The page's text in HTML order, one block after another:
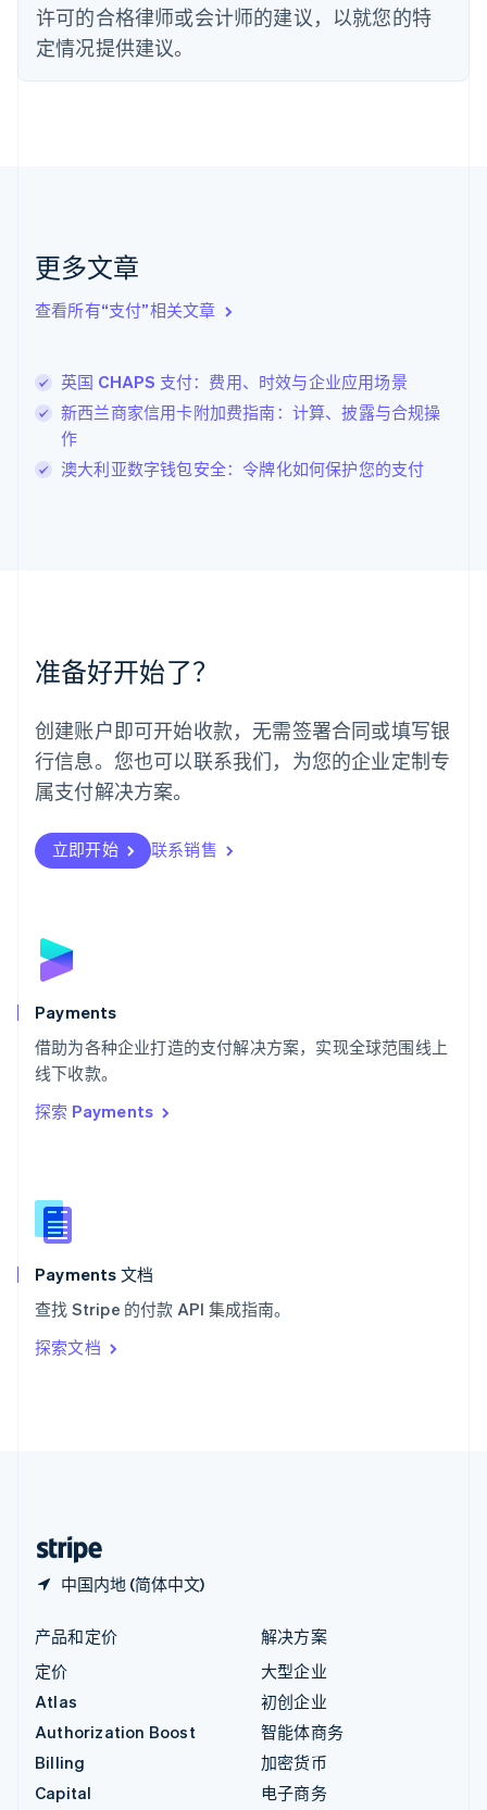
许可的合格律师或会计师的建议，以就您的特
定情况提供建议。
更多文章
查看所有“支付”相关文章
英国 CHAPS 支付：费用、时效与企业应用场景
新西兰商家信用卡附加费指南：计算、披露与合规操
作
澳大利亚数字钱包安全：令牌化如何保护您的支付
准备好开始了？
创建账户即可开始收款，无需签署合同或填写银
行信息。您也可以联系我们，为您的企业定制专
属支付解决方案。
立即开始 联系销售
Payments
借助为各种企业打造的支付解决方案，实现全球范围线上
线下收款。
探索 Payments
Payments 文档
查找 Stripe 的付款 API 集成指南。
探索文档
中国内地 (简体中文)
法国
FrançaisEnglish
芬兰
EnglishSvenska
English Italiano
拉脱维亚
立陶宛
Deutsch English
卢森堡
Français DeutschEnglish
罗马尼亚
English
挪威
葡萄牙
Português English
日本
日本語English
瑞典
瑞士
DeutschFrançais
English
斯洛文尼亚
泰国
ไทยEnglish
希腊
English
西班牙
新西兰
English
匈牙利
English
ItalianoEnglish
印度
English
产品和定价
定价
Atlas
Authorization Boost
Billing
Capital
解决方案
大型企业
初创企业
智能体商务
加密货币
电子商务